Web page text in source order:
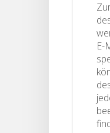
E-